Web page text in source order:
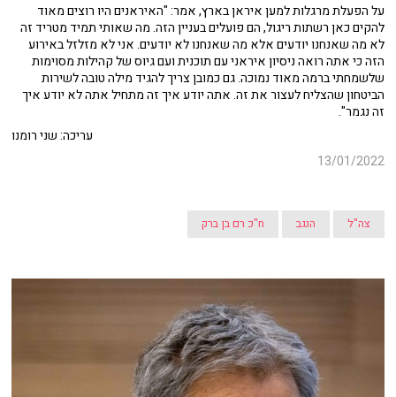
על הפעלת מרגלות למען איראן בארץ, אמר: "האיראנים היו רוצים מאוד
להקים כאן רשתות ריגול, הם פועלים בעניין הזה. מה שאותי תמיד מטריד זה
לא מה שאנחנו יודעים אלא מה שאנחנו לא יודעים. אני לא מזלזל באירוע
הזה כי אתה רואה ניסיון איראני עם תוכנית ועם גיוס של קהילות מסוימות
שלשמחתי ברמה מאוד נמוכה. גם כמובן צריך להגיד מילה טובה לשירות
הביטחון שהצליח לעצור את זה. אתה יודע איך זה מתחיל אתה לא יודע איך
זה נגמר".
עריכה: שני רומנו
13/01/2022
צה"ל הנגב ח"כ רם בן ברק